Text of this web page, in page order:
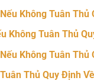
Không Tuân
Không Tuân Thủ
Không Tuân
Thủ Quy Định